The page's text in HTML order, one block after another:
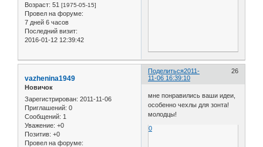
Возраст: 51 [1975-05-15]
Провел на форуме:
7 дней 6 часов
Последний визит:
2016-01-12 12:39:42
Поделиться 26
2011-
11-06 16:39:10
vazhenina1949
Новичок
Зарегистрирован: 2011-11-06
Приглашений: 0
Сообщений: 1
Уважение: +0
Позитив: +0
Провел на форуме:
мне понравились ваши идеи,
особенно чехлы для зонта!
молодцы!
0